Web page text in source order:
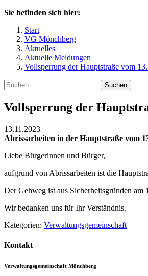
Sie befinden sich hier:
Start
VG Mönchberg
Aktuelles
Aktuelle Meldungen
Vollsperrung der Hauptstraße vom
Suchen
Vollsperrung der
13.11.2023
Abrissarbeiten in der Hauptstraße vom
Liebe Bürgerinnen und Bürger,
aufgrund von Abrissarbeiten ist die
Der Gehweg ist aus Sicherheitsgründen
Wir bedanken uns für Ihr Verständnis.
Kategorien: Verwaltungsgemeinschaft
Kontakt
Verwaltungsgemeinschaft Mönchberg